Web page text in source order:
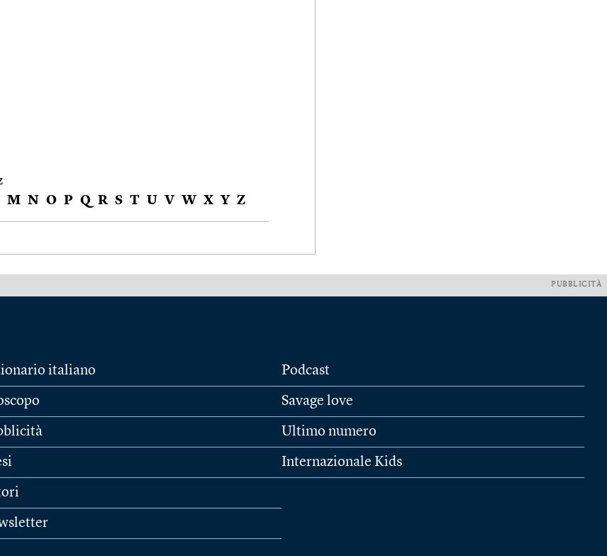
M N O P Q R S T U V W X Y Z
PUBBLICITÀ
italiano Podcast
Savage love
Ultimo numero
Internazionale Kids